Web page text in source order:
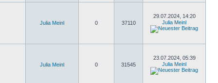
Julia Meinl 0 37110
29.07.2024, 14:20
Julia Meinl
Julia Meinl 0 31545
23.07.2024, 05:39
Julia Meinl